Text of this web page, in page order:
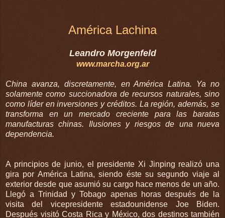
América Lachina
Leandro Morgenfeld
www.marcha.org.ar
China avanza, discretamente, en América Latina. Ya no
solamente como succionadora de recursos naturales, sino
como líder en inversiones y créditos. La región, además, se
transforma en un mercado creciente para las baratas
manufacturas chinas. Ilusiones y riesgos de una nueva
dependencia.
A principios de junio, el presidente Xi Jinping realizó una
gira por América Latina, siendo éste su segundo viaje al
exterior desde que asumió su cargo hace menos de un año.
Llegó a Trinidad y Tobago apenas horas después de la
visita del vicepresidente estadounidense Joe Biden.
Después visitó Costa Rica y México, dos destinos también